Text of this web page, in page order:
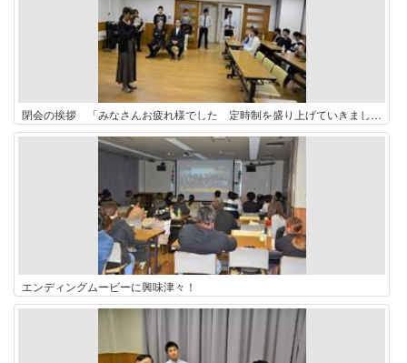
閉会の挨拶 「みなさんお疲れ様でした 定時制を盛り上げていきましょう!!」
エンディングムービーに興味津々！